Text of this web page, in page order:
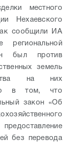
местного
Нехаевского
сообщили ИА
был против
земель
на них
в том, что
закон «Об
без перевода